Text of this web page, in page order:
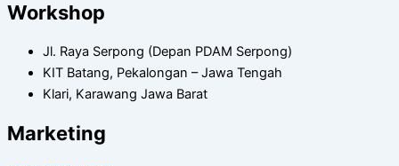
Workshop
Jl. Raya Serpong (Depan PDAM Serpong)
KIT Batang, Pekalongan – Jawa Tengah
Klari, Karawang Jawa Barat
Marketing